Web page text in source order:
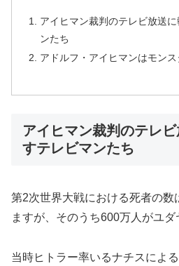
アイヒマン裁判のテレビ放送
ンたち
アドルフ・アイヒマンはモン
アイヒマン裁判のテレ
すテレビマンたち
第2次世界大戦における死者の数
ますが、そのうち600万人がユダ
当時ヒトラー率いるナチスによ